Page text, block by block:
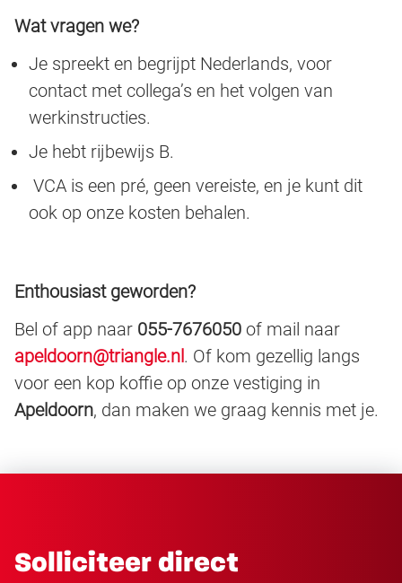
Wat vragen we?
Je spreekt en begrijpt Nederlands, voor
contact met collega’s en het volgen van
werkinstructies.
Je hebt rijbewijs B.
VCA is een pré, geen vereiste, en je kunt dit
ook op onze kosten behalen.
Enthousiast geworden?
Bel of app naar 055-7676050 of mail naar
apeldoorn@triangle.nl. Of kom gezellig langs
voor een kop koffie op onze vestiging in
Apeldoorn, dan maken we graag kennis met je.
Solliciteer direct